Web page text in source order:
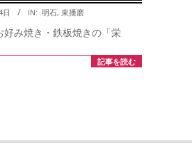
日 IN: 明石, 東播磨
み焼き・鉄板焼きの「栄
記事を読む